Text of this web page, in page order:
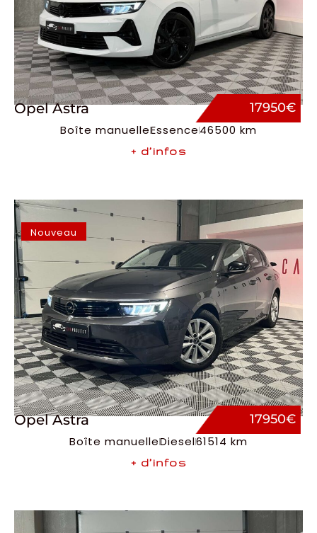
Opel Astra 17950€
Boîte manuelleEssence46500 km
+ d’infos
Nouveau
Opel Astra 17950€
Boîte manuelleDiesel61514 km
+ d’infos